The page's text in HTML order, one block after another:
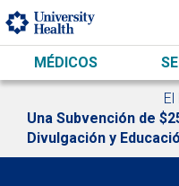
Skip to main content
MÉDICOS
Una Subvención de
Divulgación y